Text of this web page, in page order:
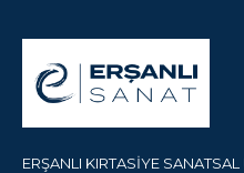
ERŞANLI KIRTASİYE